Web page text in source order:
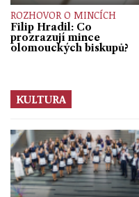
ROZHOVOR O MINCÍCH
Filip Hradil: Co
prozrazují mince
olomouckých biskupů?
KULTURA